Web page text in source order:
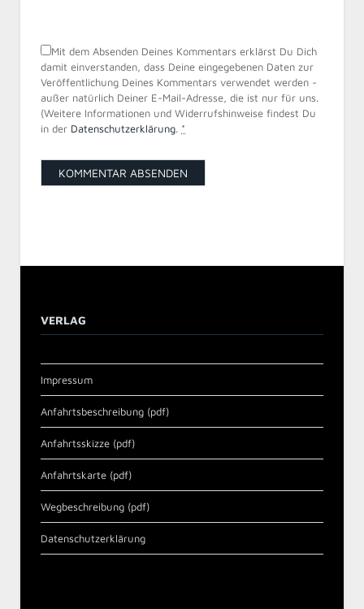
Mit dem Absenden Deines Kommentars erklärst Du Dich
damit einverstanden, dass Deine eingegebenen Daten zur
Veröffentlichung Deines Kommentars verwendet werden -
außer natürlich Deiner E-Mail-Adresse, die ist nur für uns.
(Weitere Informationen und Widerrufshinweise findest Du
in der Datenschutzerklärung. *
VERLAG
Impressum
Anfahrtsbeschreibung (pdf)
Anfahrtsskizze (pdf)
Anfahrtskarte (pdf)
Wegbeschreibung (pdf)
Datenschutzerklärung